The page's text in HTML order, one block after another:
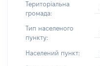
Територіальна
громада:
Тип населеного
пункту:
Населений пункт: